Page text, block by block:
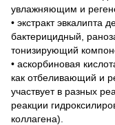
увлажняющим и
• экстракт эвкалипта
бактерицидный,
тонизирующий
• аскорбиновая
как отбеливающий и
участвует в разных
реакции
коллагена).